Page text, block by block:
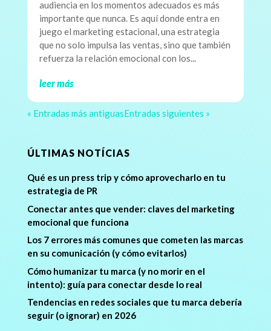
audiencia en los momentos adecuados es más
importante que nunca. Es aquí donde entra en
juego el marketing estacional, una estrategia
que no solo impulsa las ventas, sino que también
refuerza la relación emocional con los...
leer más
« Entradas más antiguasEntradas siguientes »
ÚLTIMAS NOTÍCIAS
Qué es un press trip y cómo aprovecharlo en tu
estrategia de PR
Conectar antes que vender: claves del marketing
emocional que funciona
Los 7 errores más comunes que cometen las marcas
en su comunicación (y cómo evitarlos)
Cómo humanizar tu marca (y no morir en el
intento): guía para conectar desde lo real
Tendencias en redes sociales que tu marca debería
seguir (o ignorar) en 2026